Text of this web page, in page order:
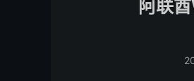
阿联